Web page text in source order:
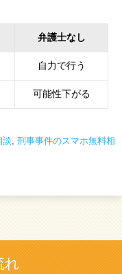
弁護士なし
自力で行う
可能性下がる
談, 刑事事件のスマホ無料相
れ